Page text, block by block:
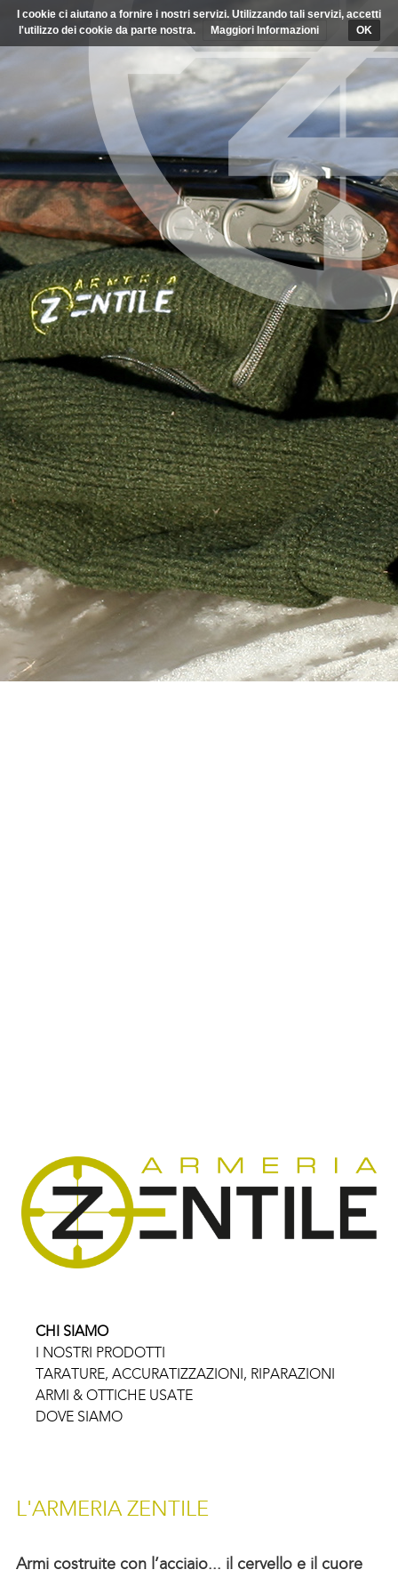
CHI SIAMO
I NOSTRI PRODOTTI
TARATURE, ACCURATIZZAZIONI, RIPARAZIONI
ARMI & OTTICHE USATE
DOVE SIAMO
L'ARMERIA ZENTILE
Armi costruite con l’acciaio... il cervello e il cuore
I cookie ci aiutano a fornire i nostri servizi. Utilizzando tali servizi, accetti
l'utilizzo dei cookie da parte nostra.
Maggiori Informazioni OK